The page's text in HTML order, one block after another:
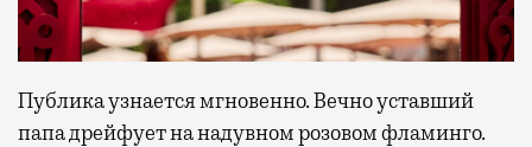
Публика узнается мгновенно. Вечно уставший
папа дрейфует на надувном розовом фламинго.